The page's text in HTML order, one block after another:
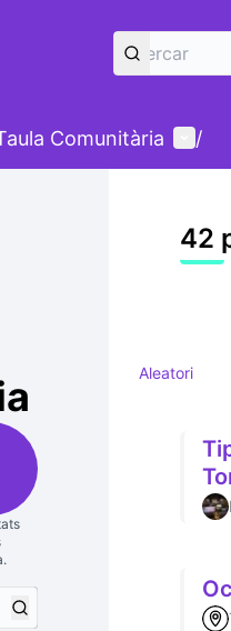
Comunitària Menú
/
42
Aleatori